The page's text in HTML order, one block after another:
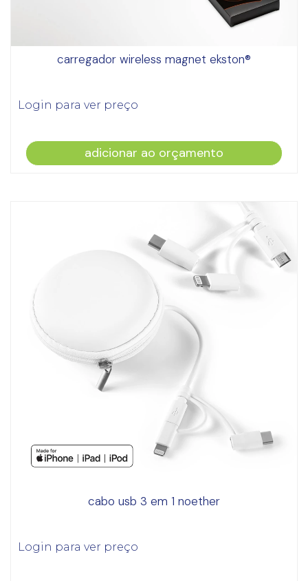
carregador wireless magnet ekston®
Login para ver preço
adicionar ao orçamento
cabo usb 3 em 1 noether
Login para ver preço